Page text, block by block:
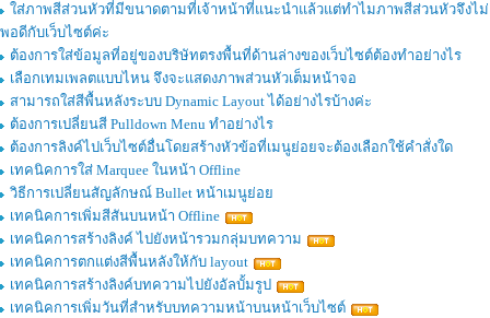
ใส่ภาพสีส่วนหัวที่มีขนาดตามที่เจ้าหน้าที่แนะนำแล้วแต่ทำไมภาพสีส่วนหัวจึงไม่
พอดีกับเว็บไซต์ค่ะ
ต้องการใส่ข้อมูลที่อยู่ของบริษัทตรงพื้นที่ด้านล่างของเว็บไซต์ต้องทำอย่างไร
เลือกเทมเพลตแบบไหน จึงจะแสดงภาพส่วนหัวเต็มหน้าจอ
สามารถใส่สีพื้นหลังระบบ Dynamic Layout ได้อย่างไรบ้างค่ะ
ต้องการเปลี่ยนสี Pulldown Menu ทำอย่างไร
ต้องการลิงค์ไปเว็บไซต์อื่นโดยสร้างหัวข้อที่เมนูย่อยจะต้องเลือกใช้คำสั่งใด
เทคนิคการใส่ Marquee ในหน้า Offline
วิธีการเปลี่ยนสัญลักษณ์ Bullet หน้าเมนูย่อย
เทคนิคการเพิ่มสีสันบนหน้า Offline
เทคนิคการสร้างลิงค์ ไปยังหน้ารวมกลุ่มบทความ
เทคนิคการตกแต่งสีพื้นหลังให้กับ layout
เทคนิคการสร้างลิงค์บทความไปยังอัลบั้มรูป
เทคนิคการเพิ่มวันที่สำหรับบทความหน้าบนหน้าเว็บไซต์